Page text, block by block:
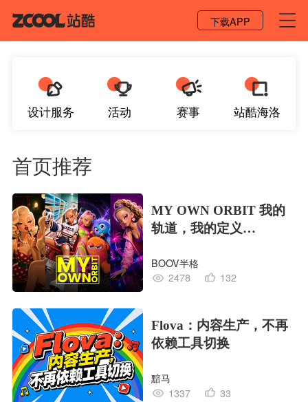
下载APP
设计服务 活动 赛事 站酷海洛
首页推荐
MY OWN ORBIT 我的
轨道，我的定义
对
BOOV半格
2478
132
Flova：内容生产，不再
依赖工具切换
黯马
1337
33